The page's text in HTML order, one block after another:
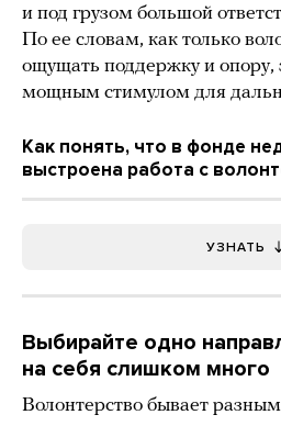
и под грузом большой
По ее словам, как только
ощущать поддержку и опору,
мощным стимулом для
Как понять, что в фонде
выстроена работа с
УЗНАТЬ
Выбирайте одно
на себя слишком много
Волонтерство бывает